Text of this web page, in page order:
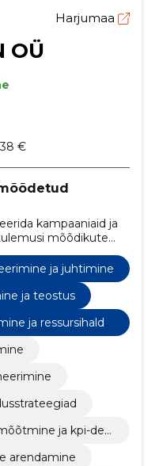
OÜ
Harjumaa
€
kampaaniaid ja
mõõdikute
ja juhtimine
ja teostus
ja ressursihaldu
ja kpi-de s
arendamine